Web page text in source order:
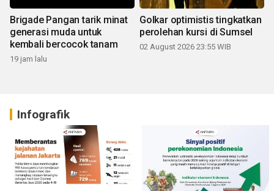
Brigade Pangan tarik minat
generasi muda untuk
kembali bercocok tanam
19 jam lalu
Golkar optimistis tingkatkan
perolehan kursi di Sumsel
02 August 2026 23:55 WIB
Infografik